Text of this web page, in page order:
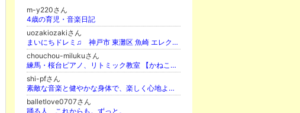
m-y220さん
4歳の育児・音楽日記
uozakiozakiさん
まいにちドレミ♫ 神戸市 東灘区 魚崎 エレクトーン ピアノ おざき音楽教室
chouchou-milukuさん
練馬・桜台ピアノ、リトミック教室 【かねこちひろ】
shi-pfさん
素敵な音楽と健やかな身体で、楽しく心地よい時間を♪
balletlove0707さん
踊る人 これからも。ずっと。